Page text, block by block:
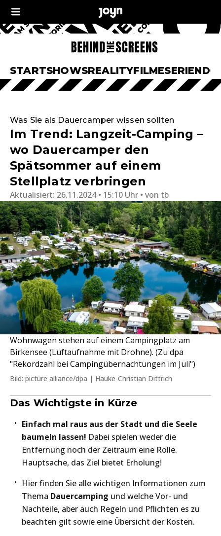
STARTSHOWSREALITYFILMESERIEN
Was Sie als Dauercamper wissen sollten
Im Trend: Langzeit-Camping –
wo Dauercamper den
Spätsommer auf einem
Stellplatz verbringen
Aktualisiert: 26.11.2024 • 15:10 Uhr von tb
Wohnwagen stehen auf einem Campingplatz am
Birkensee (Luftaufnahme mit Drohne). (Zu dpa
"Rekordzahl bei Campingübernachtungen im Juli")
Bild: picture alliance/dpa | Hauke-Christian Dittrich
Das Wichtigste in Kürze
Einfach mal raus aus der Stadt und die Seele
baumeln lassen! Dabei spielen weder die
Entfernung noch der Zeitraum eine Rolle.
Hauptsache, das Ziel bietet Erholung!
Hier finden Sie alle wichtigen Informationen zum
Thema Dauercamping und welche Vor- und
Nachteile, aber auch Regeln und Pflichten es zu
beachten gilt sowie eine Übersicht der Kosten.